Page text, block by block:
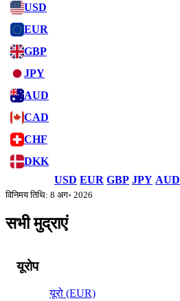
USD
EUR
GBP
JPY
AUD
CAD
CHF
DKK
USD EUR GBP JPY AUD
विनिमय तिथि: 8 अग॰ 2026
सभी मुद्राएं
यूरोप
यूरो (EUR)